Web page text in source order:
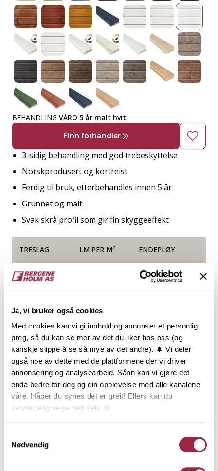
Ja, vi bruker også cookies
Med cookies kan vi gi innhold og annonser et personlig
preg, så du kan se mer av det du liker hos oss (og
kanskje slippe å se så mye av det andre). 🌲 Vi deler
også noe av dette med de plattformene der vi driver
annonsering og analysearbeid. Sånn kan vi gjøre det
enda bedre for deg og din opplevelse med alle kanalene
våre. Håper du synes det er greit! Ellers kan du
selvfølgelig velge helt selv 🍪
Nødvendig
BEHANDLING VÅRO 5 år malt hvit
Finn forhandler
3-sidig behandling med god trebeskyttelse
Norskprodusert og kortreist
Ferdig til bruk, etterbehandles innen 5 år
Grunnet og malt
Svak skrå profil som gir fin skyggeeffekt
TRESLAG LM PER M2 ENDEPLØY
Gran
50504981
Produktinformasjon
Dobbelfals Gammel, ofte også kalt Dobbelfals 28
grader, har sitt utspring fra Vestlandet, men
benyttes i dag over hele landet. Dobbelfals Gammel
mange typer hus, og den er en av de mest solgte
kledningene i Norge. Dobbelfals Gammel kan